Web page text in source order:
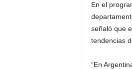
En el
señaló que
tendencias
“En